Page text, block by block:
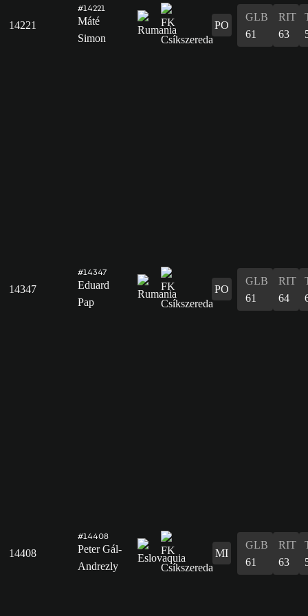
14221
#14221
Máté
Simon
PO
GLB
61
RIT
63
14347
#14347
Eduard
Pap
PO
GLB
61
RIT
64
14408
#14408
Peter Gál-
Andrezly
MI
GLB
61
RIT
63